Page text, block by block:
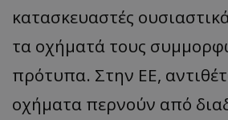
κατασκευαστές
τα οχήματά τους
πρότυπα. Στην ΕΕ,
οχήματα περνούν από